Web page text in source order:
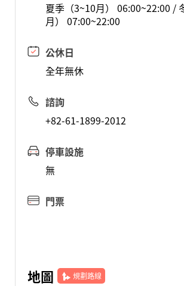
夏季（3~10月） 06:00~22:00 /
月） 07:00~22:00
公休日
全年無休
諮詢
+82-61-1899-2012
停車設施
無
門票
地圖 規劃路線